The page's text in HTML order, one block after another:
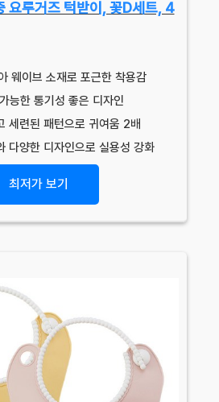
요루거즈 턱받이, 꽃D세트, 4
웨이브 소재로 포근한 착용감
능한 통기성 좋은 디자인
세련된 패턴으로 귀여움 2배
다양한 디자인으로 실용성 강화
최저가 보기